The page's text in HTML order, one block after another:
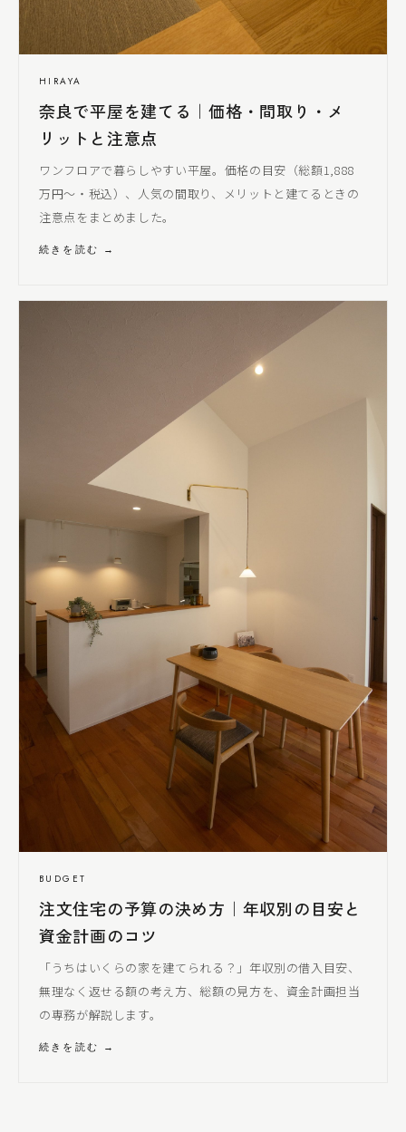
HIRAYA
奈良で平屋を建てる｜価格・間取り・メ
リットと注意点
ワンフロアで暮らしやすい平屋。価格の目安（総額1,888
万円〜・税込）、人気の間取り、メリットと建てるときの
注意点をまとめました。
続きを読む →
BUDGET
注文住宅の予算の決め方｜年収別の目安と
資金計画のコツ
「うちはいくらの家を建てられる？」年収別の借入目安、
無理なく返せる額の考え方、総額の見方を、資金計画担当
の専務が解説します。
続きを読む →